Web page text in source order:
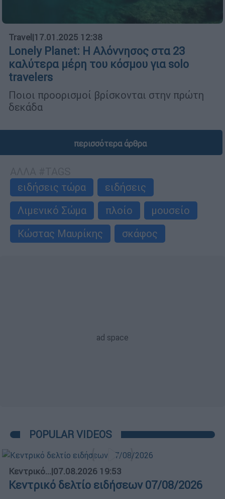
Travel|17.01.2025 12:38
Lonely Planet: Η Αλόννησος στα 23
καλύτερα μέρη του κόσμου για solo
travelers
Ποιοι προορισμοί βρίσκονται στην πρώτη
δεκάδα
περισσότερα άρθρα
ειδήσεις τώρα
ειδήσεις
Λιμενικό Σώμα
πλοίο
μουσείο
Κώστας Μαυρίκης
σκάφος
POPULAR VIDEOS
Κεντρικό...|07.08.2026 19:53
Κεντρικό δελτίο ειδήσεων 07/08/2026